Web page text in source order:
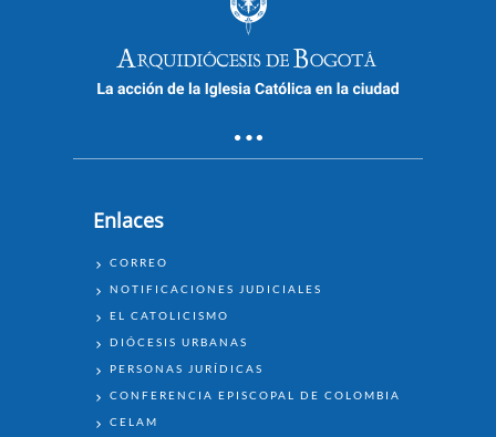
Enlaces
ENLACES
CORREO
NOTIFICACIONES JUDICIALES
EL CATOLICISMO
DIÓCESIS URBANAS
PERSONAS JURÍDICAS
CONFERENCIA EPISCOPAL DE COLOMBIA
CELAM